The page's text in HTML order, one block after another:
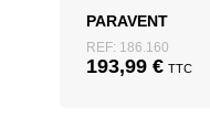
PARAVENT
REF: 186.160
193,99 € TTC